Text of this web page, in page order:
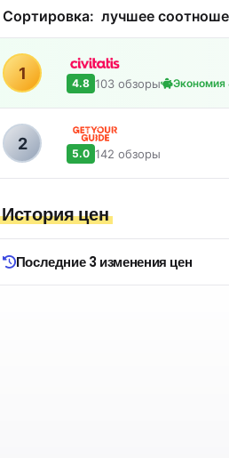
Сортировка: лучшее
1
4.8 103 обзоры Экономия
2
5.0 142 обзоры
История цен
Последние 3 изменения цен